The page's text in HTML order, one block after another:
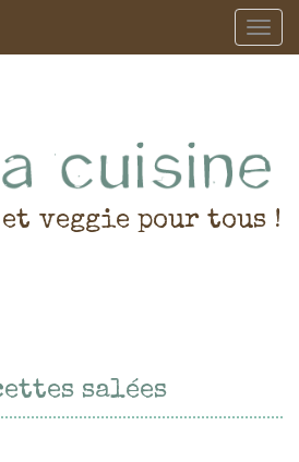
veggie pour tous !
salées